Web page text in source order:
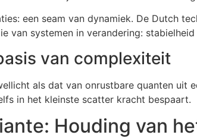
een seam van dynamiek. De Dutch
van systemen in verandering:
van complexiteit
als dat van onrustbare quanten uit
in het kleinste scatter kracht bespaart.
Houding van